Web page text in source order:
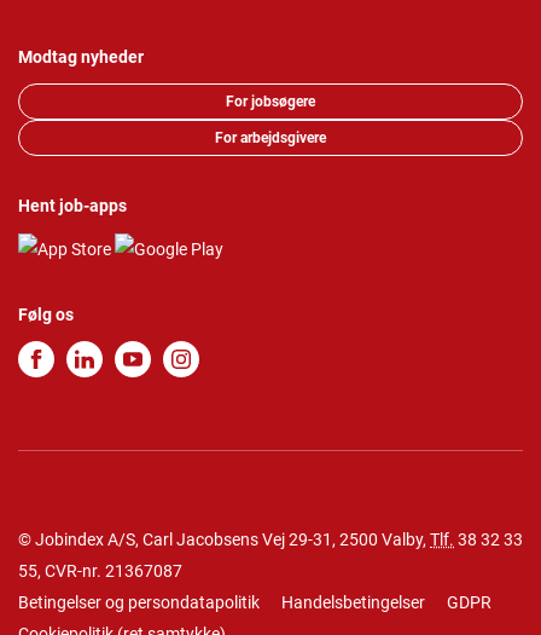
Modtag nyheder
For jobsøgere
For arbejdsgivere
Hent job-apps
Følg os
© Jobindex A/S, Carl Jacobsens Vej 29-31, 2500 Valby, Tlf. 38 32 33
55, CVR-nr. 21367087
Betingelser og persondatapolitik
Handelsbetingelser
GDPR